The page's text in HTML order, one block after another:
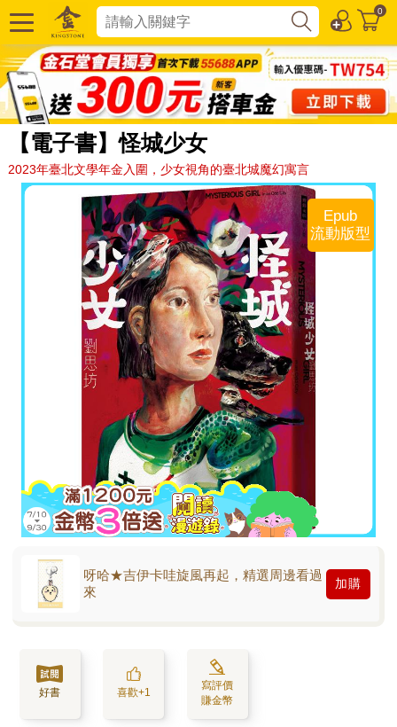
0
【電子書】怪城少女
2023年臺北文學年金入圍，少女視角的臺北城魔幻寓言
Epub
流動版型
呀哈★吉伊卡哇旋風再起，精選周邊看過
來
加購
好書 喜歡+1
寫評價
賺金幣